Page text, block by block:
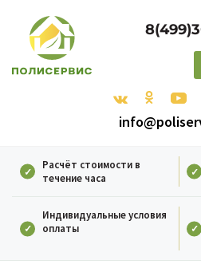
Расчёт стоимости в
течение часа
Индивидуальные условия
оплаты